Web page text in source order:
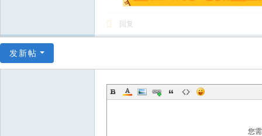
回复
发新帖
您